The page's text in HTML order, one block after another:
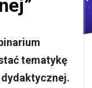
tematykę